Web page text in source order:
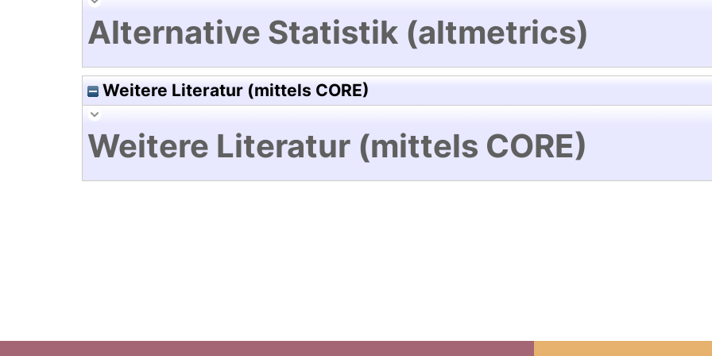
Alternative Statistik (altmetrics)
Weitere Literatur (mittels CORE)
Weitere Literatur (mittels CORE)